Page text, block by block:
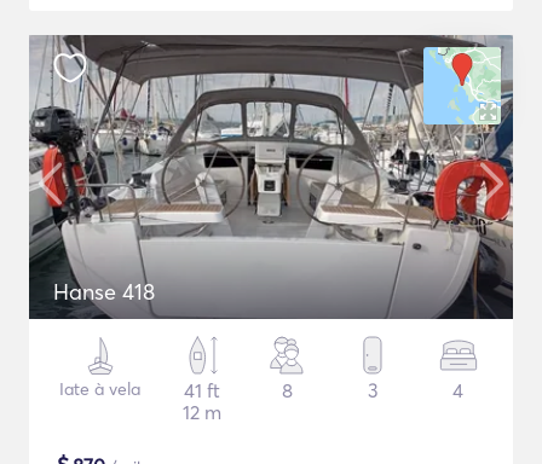
Hanse 418
Iate à vela
41 ft
12 m
8 3 4